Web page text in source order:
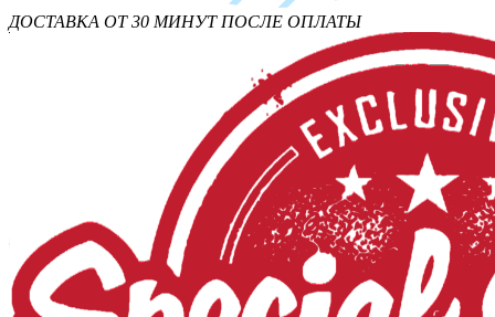
ДОСТАВКА ОТ 30 МИНУТ ПОСЛЕ ОПЛАТЫ